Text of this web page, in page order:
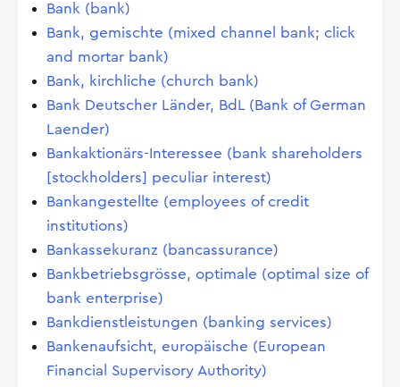
Bank (bank)
Bank, gemischte (mixed channel bank; click
and mortar bank)
Bank, kirchliche (church bank)
Bank Deutscher Länder, BdL (Bank of German
Laender)
Bankaktionärs-Interessee (bank shareholders
[stockholders] peculiar interest)
Bankangestellte (employees of credit
institutions)
Bankassekuranz (bancassurance)
Bankbetriebsgrösse, optimale (optimal size of
bank enterprise)
Bankdienstleistungen (banking services)
Bankenaufsicht, europäische (European
Financial Supervisory Authority)